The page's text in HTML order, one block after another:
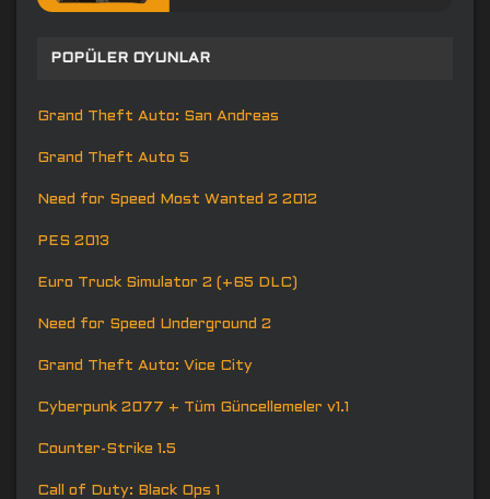
POPÜLER OYUNLAR
Grand Theft Auto: San Andreas
Grand Theft Auto 5
Need for Speed Most Wanted 2 2012
PES 2013
Euro Truck Simulator 2 (+65 DLC)
Need for Speed Underground 2
Grand Theft Auto: Vice City
Cyberpunk 2077 + Tüm Güncellemeler v1.1
Counter-Strike 1.5
Call of Duty: Black Ops 1